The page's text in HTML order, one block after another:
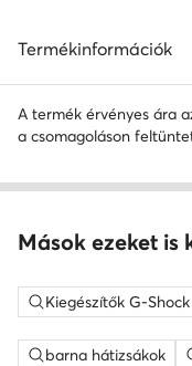
Termékinformációk
A termék érvényes ára
a csomagoláson
Mások ezeket is
Kiegészítők G-Shock
barna hátizsákok